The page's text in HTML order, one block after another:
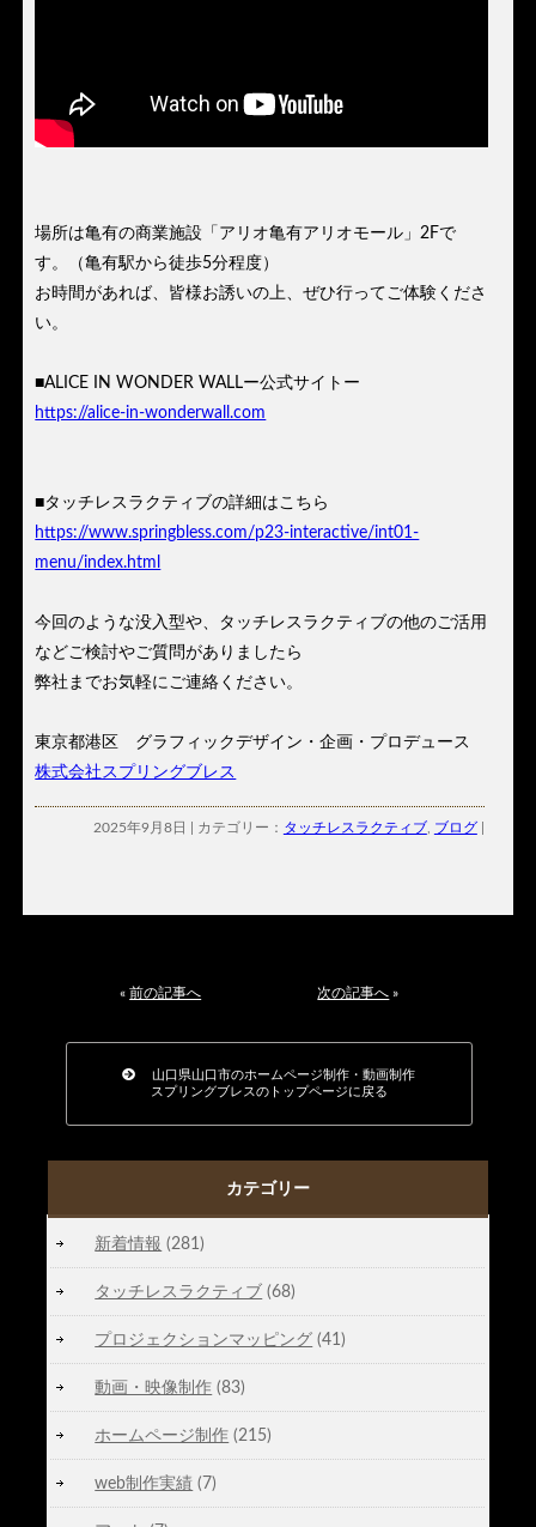
場所は亀有の商業施設「アリオ亀有アリオモール」2Fで
す。（亀有駅から徒歩5分程度）
お時間があれば、皆様お誘いの上、ぜひ行ってご体験くださ
い。
■ALICE IN WONDER WALLー公式サイトー
https://alice-in-wonderwall.com
■タッチレスラクティブの詳細はこちら
https://www.springbless.com/p23-interactive/int01-
menu/index.html
今回のような没入型や、タッチレスラクティブの他のご活用
などご検討やご質問がありましたら
弊社までお気軽にご連絡ください。
東京都港区 グラフィックデザイン・企画・プロデュース
株式会社スプリングブレス
2025年9月8日 | カテゴリー： タッチレスラクティブ, ブログ|
«前の記事へ 次の記事へ »
山口県山口市のホームページ制作・動画制作
スプリングブレスのトップページに戻る
カテゴリー
新着情報 (281)
タッチレスラクティブ (68)
プロジェクションマッピング (41)
動画・映像制作 (83)
ホームページ制作 (215)
web制作実績 (7)